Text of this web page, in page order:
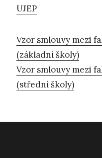
UJEP
Vzor smlouvy mezi
(základní školy)
Vzor smlouvy mezi
(střední školy)